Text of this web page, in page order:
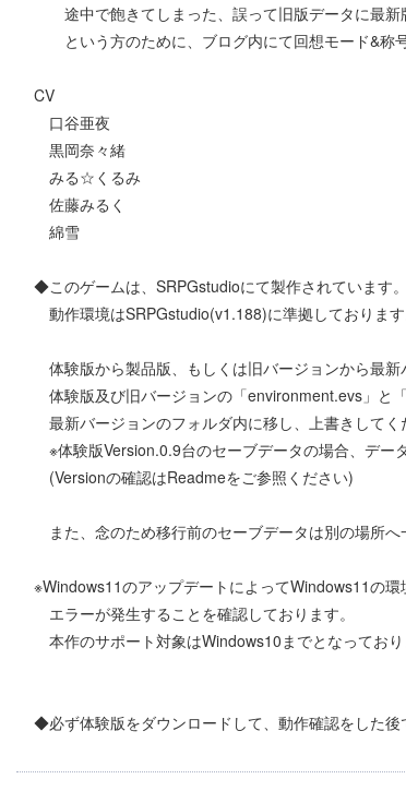
途中で飽きてしまった、誤って旧版データに最新
という方のために、ブログ内にて回想モード&称号
CV
口谷亜夜
黒岡奈々緒
みる☆くるみ
佐藤みるく
綿雪
◆このゲームは、SRPGstudioにて製作されています。
動作環境はSRPGstudio(v1.188)に準拠しております
体験版から製品版、もしくは旧バージョンから最新
体験版及び旧バージョンの「environment.evs」と
最新バージョンのフォルダ内に移し、上書きしてく
※体験版Version.0.9台のセーブデータの場合、デー
(Versionの確認はReadmeをご参照ください)
また、念のため移行前のセーブデータは別の場所へ
※Windows11のアップデートによってWindows11の環
エラーが発生することを確認しております。
本作のサポート対象はWindows10までとなってお
◆必ず体験版をダウンロードして、動作確認をした後